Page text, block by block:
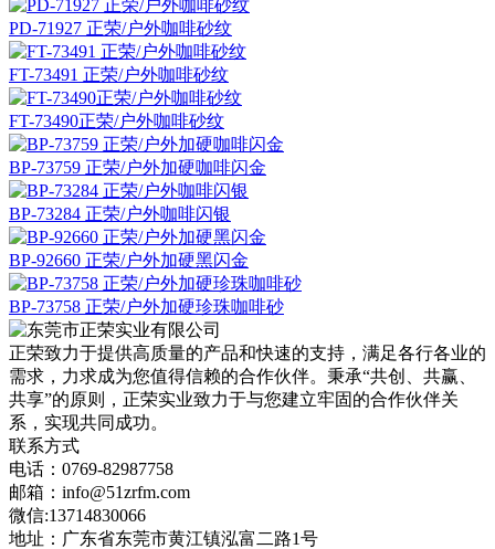
PD-71927 正荣/户外咖啡砂纹
FT-73491 正荣/户外咖啡砂纹
FT-73490正荣/户外咖啡砂纹
BP-73759 正荣/户外加硬咖啡闪金
BP-73284 正荣/户外咖啡闪银
BP-92660 正荣/户外加硬黑闪金
BP-73758 正荣/户外加硬珍珠咖啡砂
正荣致力于提供高质量的产品和快速的支持，满足各行各业的
需求，力求成为您值得信赖的合作伙伴。秉承“共创、共赢、
共享”的原则，正荣实业致力于与您建立牢固的合作伙伴关
系，实现共同成功。
联系方式
电话：0769-82987758
邮箱：info@51zrfm.com
微信:13714830066
地址：广东省东莞市黄江镇泓富二路1号